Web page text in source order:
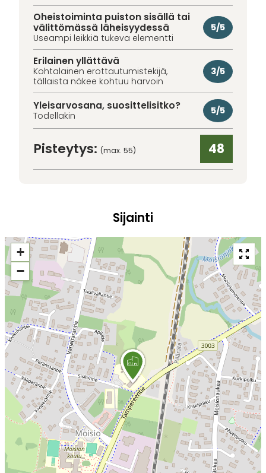
Oheistoiminta puiston sisällä tai
välittömässä läheisyydessä
Useampi leikkiä tukeva elementti
5/5
Erilainen yllättävä
Kohtalainen erottautumistekijä,
tällaista näkee kohtuu harvoin
3/5
Yleisarvosana, suosittelisitko?
Todellakin 5/5
Pisteytys: (max. 55) 48
Sijainti
+
−